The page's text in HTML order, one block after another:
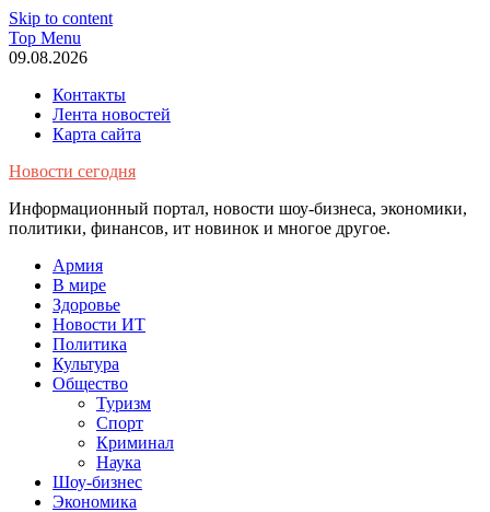
Skip to content
Top Menu
09.08.2026
Контакты
Лента новостей
Карта сайта
Новости сегодня
Информационный портал, новости шоу-бизнеса, экономики,
политики, финансов, ит новинок и многое другое.
Армия
В мире
Здоровье
Новости ИТ
Политика
Культура
Общество
Туризм
Спорт
Криминал
Наука
Шоу-бизнес
Экономика